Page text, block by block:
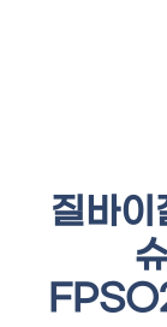
질바이